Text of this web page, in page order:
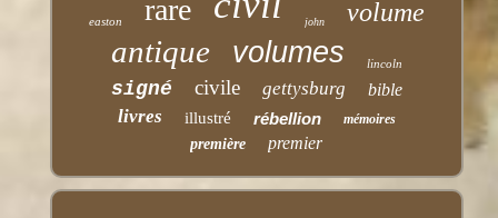
easton rare john volume
antique volumes lincoln
signé civile gettysburg bible
livres illustré rébellion mémoires
première premier